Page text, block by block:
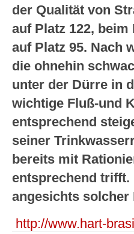
der Qualität von
auf Platz 122,
auf Platz 95. Nach
die ohnehin
unter der Dürre in
wichtige Fluß-und
entsprechend
seiner
bereits mit
entsprechend
angesichts
http://www.hart-